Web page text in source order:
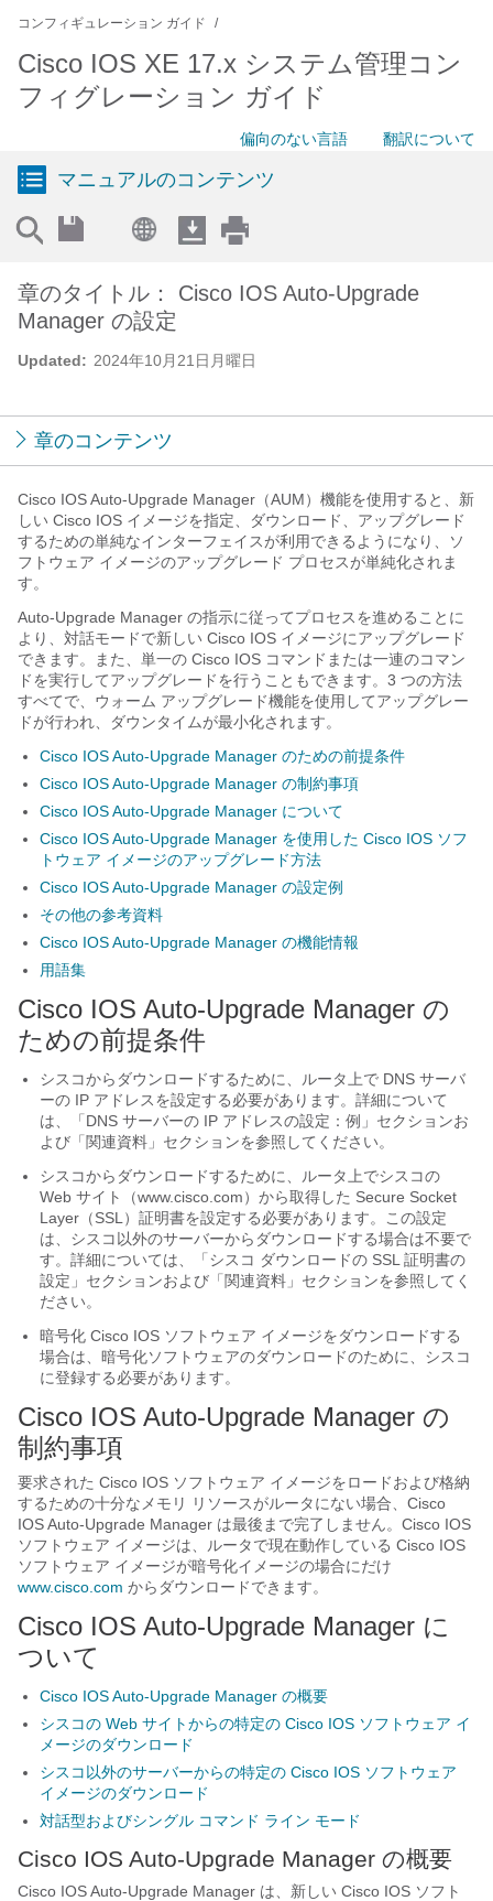
コンフィギュレーション ガイド
Cisco IOS XE 17.x システム管理コン
フィグレーション ガイド
偏向のない言語 翻訳について
マニュアルのコンテンツ
Updated: 2024年10月21日月曜日
章のタイトル： Cisco IOS Auto-Upgrade
Manager の設定
章のコンテンツ
Cisco IOS Auto-Upgrade Manager（AUM）機能を使用すると、新
しい Cisco IOS イメージを指定、ダウンロード、アップグレード
するための単純なインターフェイスが利用できるようになり、ソ
フトウェア イメージのアップグレード プロセスが単純化されま
す。
Auto-Upgrade Manager の指示に従ってプロセスを進めることに
より、対話モードで新しい Cisco IOS イメージにアップグレード
できます。また、単一の Cisco IOS コマンドまたは一連のコマン
ドを実行してアップグレードを行うこともできます。3 つの方法
すべてで、ウォーム アップグレード機能を使用してアップグレー
ドが行われ、ダウンタイムが最小化されます。
Cisco IOS Auto-Upgrade Manager のための前提条件
Cisco IOS Auto-Upgrade Manager の制約事項
Cisco IOS Auto-Upgrade Manager について
Cisco IOS Auto-Upgrade Manager を使用した Cisco IOS ソフ
トウェア イメージのアップグレード方法
Cisco IOS Auto-Upgrade Manager の設定例
その他の参考資料
Cisco IOS Auto-Upgrade Manager の機能情報
用語集
Cisco IOS Auto-Upgrade Manager の
ための前提条件
シスコからダウンロードするために、ルータ上で DNS サーバ
ーの IP アドレスを設定する必要があります。詳細について
は、「DNS サーバーの IP アドレスの設定：例」セクションお
よび「関連資料」セクションを参照してください。
シスコからダウンロードするために、ルータ上でシスコの
Web サイト（www.cisco.com）から取得した Secure Socket
Layer（SSL）証明書を設定する必要があります。この設定
は、シスコ以外のサーバーからダウンロードする場合は不要で
す。詳細については、「シスコ ダウンロードの SSL 証明書の
設定」セクションおよび「関連資料」セクションを参照してく
ださい。
暗号化 Cisco IOS ソフトウェア イメージをダウンロードする
場合は、暗号化ソフトウェアのダウンロードのために、シスコ
に登録する必要があります。
Cisco IOS Auto-Upgrade Manager の
制約事項
要求された Cisco IOS ソフトウェア イメージをロードおよび格納
するための十分なメモリ リソースがルータにない場合、Cisco
IOS Auto-Upgrade Manager は最後まで完了しません。Cisco IOS
ソフトウェア イメージは、ルータで現在動作している Cisco IOS
ソフトウェア イメージが暗号化イメージの場合にだけ
www.cisco.com からダウンロードできます。
Cisco IOS Auto-Upgrade Manager に
ついて
Cisco IOS Auto-Upgrade Manager の概要
シスコの Web サイトからの特定の Cisco IOS ソフトウェア イ
メージのダウンロード
シスコ以外のサーバーからの特定の Cisco IOS ソフトウェア
イメージのダウンロード
対話型およびシングル コマンド ライン モード
Cisco IOS Auto-Upgrade Manager の概要
Cisco IOS Auto-Upgrade Manager は、新しい Cisco IOS ソフト